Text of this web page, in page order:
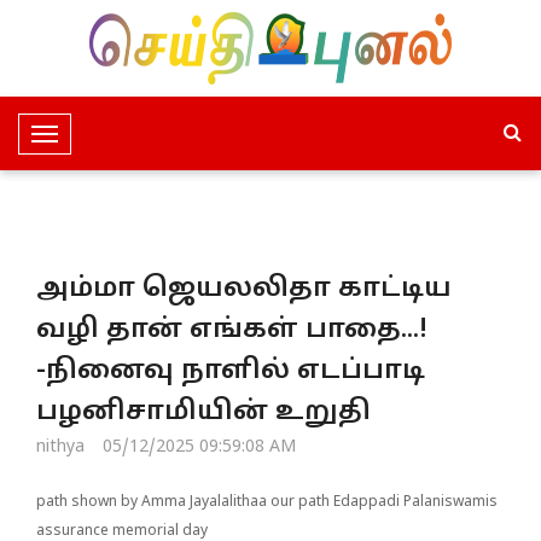
T
o
e
a
v
a
அம்மா ஜெயலலிதா காட்டிய
வழி தான் எங்கள் பாதை...!
-நினைவு நாளில் எடப்பாடி
பழனிசாமியின் உறுதி
nithya 05/12/2025 09:59:08 AM
path shown by Amma Jayalalithaa our path Edappadi Palaniswamis
assurance memorial day